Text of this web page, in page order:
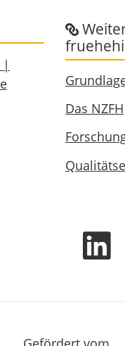
|
Das NZFH